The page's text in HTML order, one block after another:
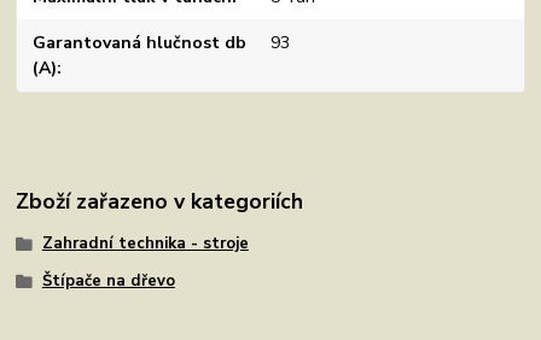
Garantovaná hlučnost db
(A)
93
Zboží zařazeno v kategoriích
Zahradní technika - stroje
Štípače na dřevo